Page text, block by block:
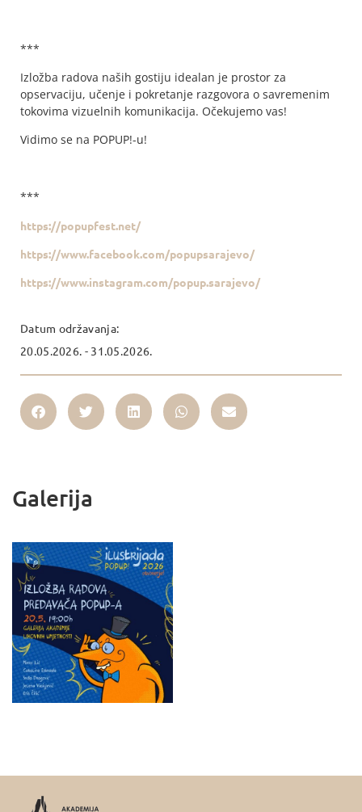
***
Izložba radova naših gostiju idealan je prostor za
opservaciju, učenje i pokretanje razgovora o savremenim
tokovima vizuelnih komunikacija. Očekujemo vas!
Vidimo se na POPUP!-u!
***
https://popupfest.net/
https://www.facebook.com/popupsarajevo/
https://www.instagram.com/popup.sarajevo/
Datum održavanja:
20.05.2026. - 31.05.2026.
Galerija